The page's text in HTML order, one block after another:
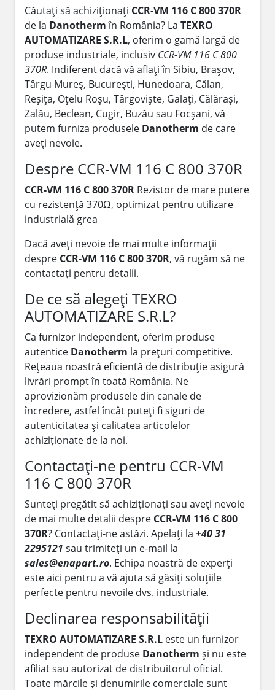
Căutați să achiziționați CCR-VM 116 C 800 370R
de la Danothermîn România? La TEXRO
AUTOMATIZARE S.R.L, oferim o gamă largă de
produse industriale, inclusiv CCR-VM 116 C 800
370R. Indiferent dacă vă aflați în Sibiu, Brașov,
Târgu Mureș, București, Hunedoara, Călan,
Reșița, Oțelu Roșu, Târgoviște, Galați, Călărași,
Zalău, Beclean, Cugir, Buzău sau Focșani, vă
putem furniza produsele Danotherm de care
aveți nevoie.
Despre CCR-VM 116 C 800 370R
CCR-VM 116 C 800 370R Rezistor de mare putere
cu rezistență 370Ω, optimizat pentru utilizare
industrială grea
Dacă aveți nevoie de mai multe informații
despre CCR-VM 116 C 800 370R, vă rugăm să ne
contactați pentru detalii.
De ce să alegeți TEXRO
AUTOMATIZARE S.R.L?
Ca furnizor independent, oferim produse
autentice Danotherm la prețuri competitive.
Rețeaua noastră eficientă de distribuție asigură
livrări prompt în toată România. Ne
aprovizionăm produsele din canale de
încredere, astfel încât puteți fi siguri de
autenticitatea și calitatea articolelor
achiziționate de la noi.
Contactați-ne pentru CCR-VM
116 C 800 370R
Sunteți pregătit să achiziționați sau aveți nevoie
de mai multe detalii despre CCR-VM 116 C 800
370R? Contactați-ne astăzi. Apelați la +40 31
2295121 sau trimiteți un e-mail la
sales@enapart.ro. Echipa noastră de experți
este aici pentru a vă ajuta să găsiți soluțiile
perfecte pentru nevoile dvs. industriale.
Declinarea responsabilității
TEXRO AUTOMATIZARE S.R.L este un furnizor
independent de produse Danotherm și nu este
afiliat sau autorizat de distribuitorul oficial.
Toate mărcile și denumirile comerciale sunt